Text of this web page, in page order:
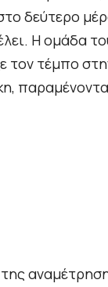
δεύτερο
Η ομάδα
τον τέμπο